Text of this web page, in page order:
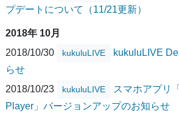
プデートについて（11/21更新）
2018年 10月
2018/10/30
kukuluLIVE
kukuluLIVE
らせ
2018/10/23
kukuluLIVE
スマホアプリ
Player」バージョンアップのお知らせ